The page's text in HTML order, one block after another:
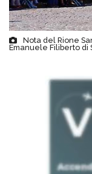
Nota del Rione
Emanuele Filiberto di